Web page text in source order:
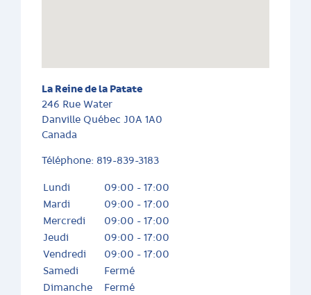
La Reine de la Patate
246 Rue Water
Danville Québec J0A 1A0
Canada
Téléphone: 819-839-3183
Lundi
09:00 - 17:00
Mardi
09:00 - 17:00
Mercredi
09:00 - 17:00
Jeudi
09:00 - 17:00
Vendredi
09:00 - 17:00
Samedi
Fermé
Dimanche
Fermé